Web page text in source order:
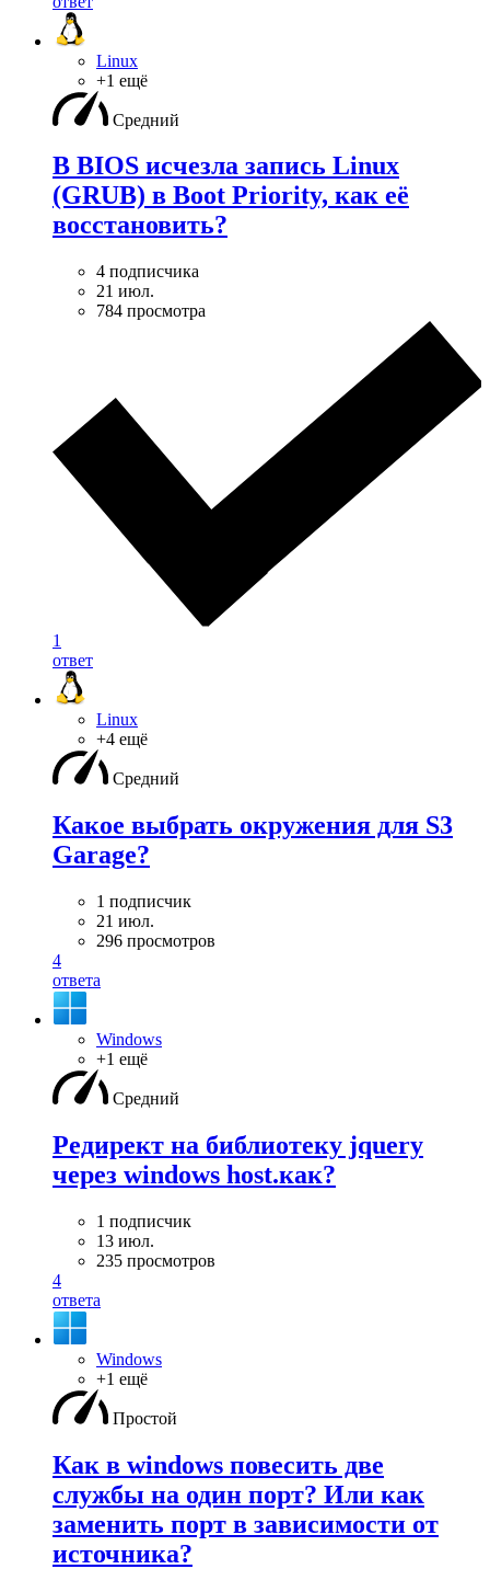
Linux
+1 ещё
Средний
В BIOS исчезла запись Linux
(GRUB) в Boot Priority, как её
восстановить?
4 подписчика
21 июл.
784 просмотра
1
ответ
Linux
+4 ещё
Средний
Какое выбрать окружения для S3
Garage?
1 подписчик
21 июл.
296 просмотров
4
ответа
Windows
+1 ещё
Средний
Редирект на библиотеку jquery
через windows host.как?
1 подписчик
13 июл.
235 просмотров
4
ответа
Windows
+1 ещё
Простой
Как в windows повесить две
службы на один порт? Или как
заменить порт в зависимости от
источника?